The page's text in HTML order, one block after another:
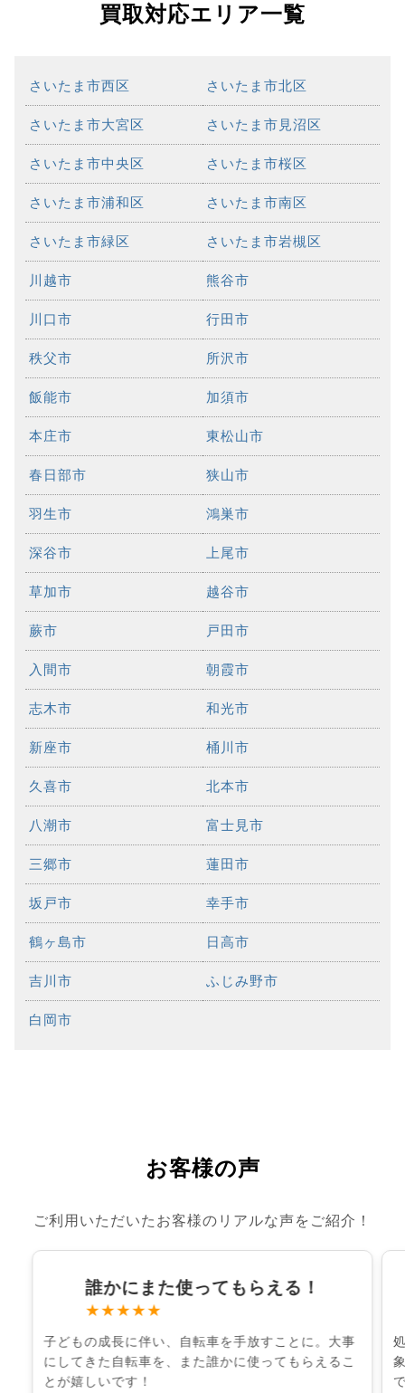
買取対応エリア一覧
さいたま市西区 さいたま市北区
さいたま市大宮区 さいたま市見沼区
さいたま市中央区 さいたま市桜区
さいたま市浦和区 さいたま市南区
さいたま市緑区 さいたま市岩槻区
川越市 熊谷市
川口市 行田市
秩父市 所沢市
飯能市 加須市
本庄市 東松山市
春日部市 狭山市
羽生市 鴻巣市
深谷市 上尾市
草加市 越谷市
蕨市 戸田市
入間市 朝霞市
志木市 和光市
新座市 桶川市
久喜市 北本市
八潮市 富士見市
三郷市 蓮田市
坂戸市 幸手市
鶴ヶ島市 日高市
吉川市 ふじみ野市
白岡市
お客様の声
ご利用いただいたお客様のリアルな声をご紹介！
誰かにまた使ってもらえる！
★★★★★
子どもの成長に伴い、自転車を手放すことに。大事
にしてきた自転車を、また誰かに使ってもらえるこ
とが嬉しいです！